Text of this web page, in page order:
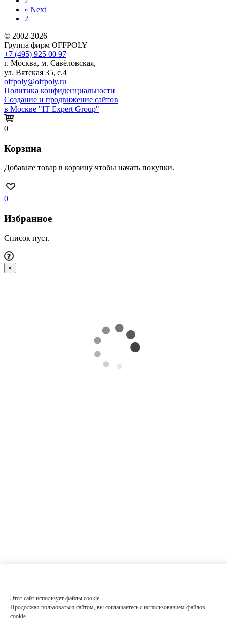
» Next
2
© 2002-2026
Группа фирм OFFPOLY
+7 (495) 925 00 97
г. Москва, м. Савёловская,
ул. Вятская 35, с.4
offpoly@offpoly.ru
Политика конфиденциальности
Создание и продвижение сайтов
в Москве "IT Expert Group"
Этот сайт использует файлы cookie
Продолжая пользоваться сайтом, вы соглашаетесь с использованием файлов
cookie
0
Корзина
Добавьте товар в корзину чтобы начать покупки.
0
Избранное
Список пуст.
×